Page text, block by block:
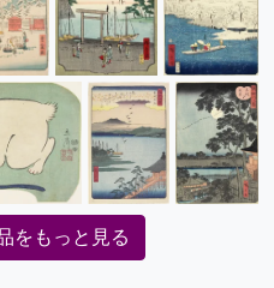
をもっと見る